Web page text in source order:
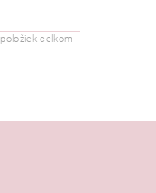
položiek celkom